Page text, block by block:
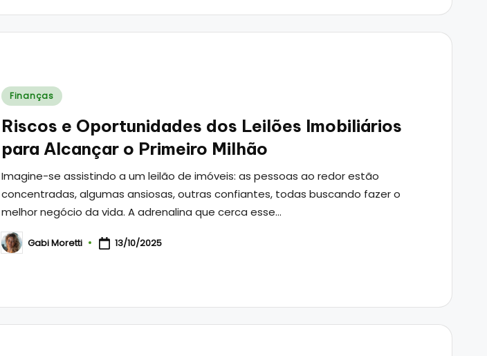
Posted
Finanças
Riscos e Oportunidades dos Leilões Imobiliários
para Alcançar o Primeiro Milhão
Imagine-se assistindo a um leilão de imóveis: as pessoas ao redor estão
concentradas, algumas ansiosas, outras confiantes, todas buscando fazer o
melhor negócio da vida. A adrenalina que cerca esse…
Posted
by
Gabi Moretti 13/10/2025